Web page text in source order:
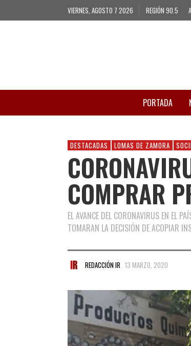
VIERNES, AGOSTO 7 2026 REGIÓN 90.5
PORTADA
DESTACADAS LOMAS DE ZAMORA
COMPRAR
EL AVANCE DEL CORONAVIRUS EN EL
TOMARAN LA DECISIÓN DE ACOPIAR
REDACCIÓN IR 13 MARZO, 2020